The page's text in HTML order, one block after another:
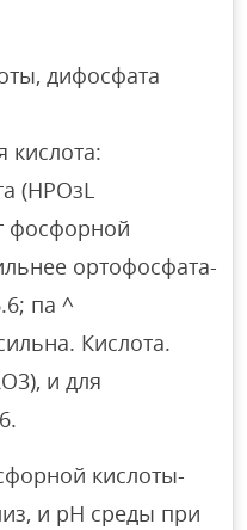
дифосфата
кислота:
(НРОзL
фосфорной
ортофосфата-
па ^
Кислота.
и для
кислоты-
и рН среды при